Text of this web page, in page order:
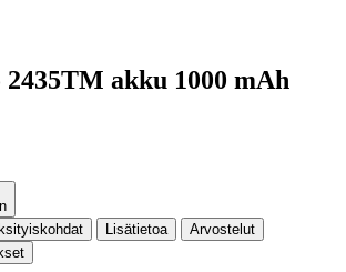
2435TM akku 1000 mAh
Lisätietoa
Arvostelut